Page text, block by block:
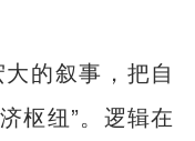
的叙事，把自
枢纽”。逻辑在